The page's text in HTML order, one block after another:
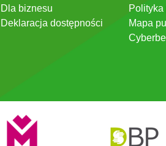
Dla biznesu
Deklaracja dostępności
Mapa